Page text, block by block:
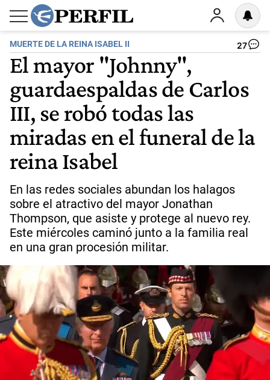
MUERTE DE LA REINA ISABEL II 27
El mayor "Johnny",
guardaespaldas de Carlos
III, se robó todas las
miradas en el funeral de la
reina Isabel
En las redes sociales abundan los halagos
sobre el atractivo del mayor Jonathan
Thompson, que asiste y protege al nuevo rey.
Este miércoles caminó junto a la familia real
en una gran procesión militar.